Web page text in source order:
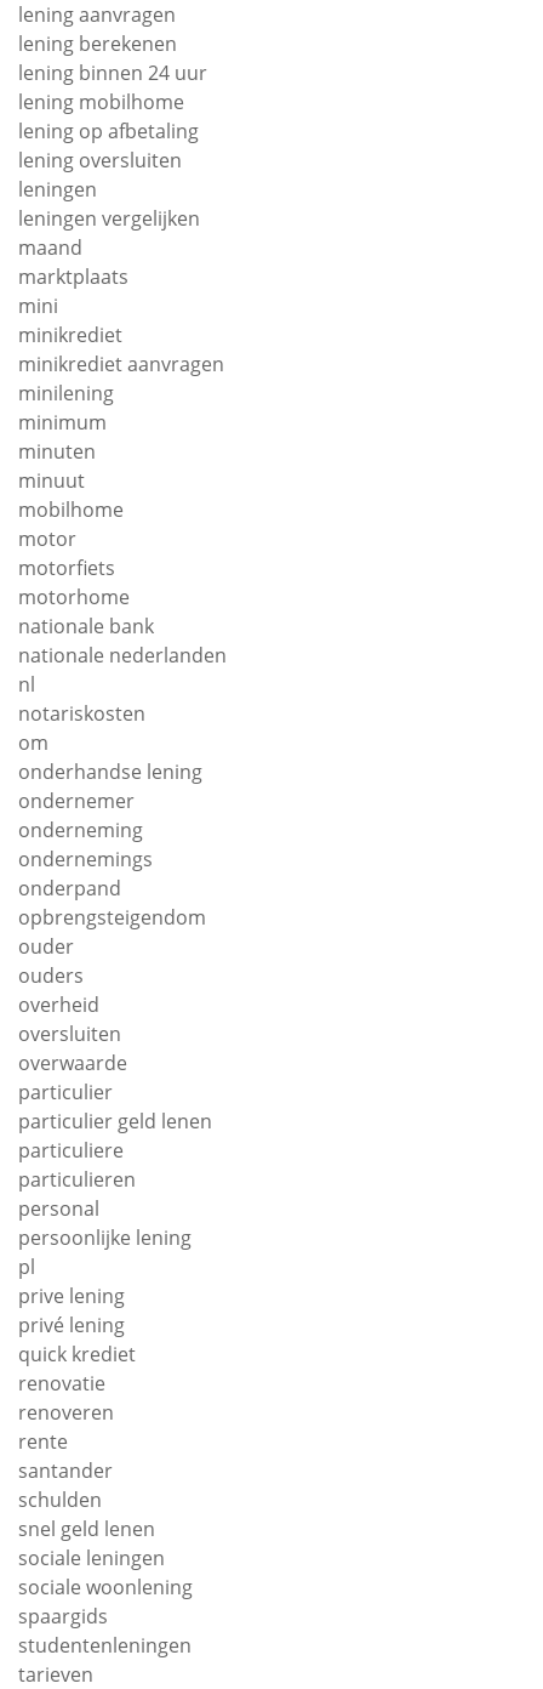
lening aanvragen
lening berekenen
lening binnen 24 uur
lening mobilhome
lening op afbetaling
lening oversluiten
leningen
leningen vergelijken
maand
marktplaats
mini
minikrediet
minikrediet aanvragen
minilening
minimum
minuten
minuut
mobilhome
motor
motorfiets
motorhome
nationale bank
nationale nederlanden
nl
notariskosten
om
onderhandse lening
ondernemer
onderneming
ondernemings
onderpand
opbrengsteigendom
ouder
ouders
overheid
oversluiten
overwaarde
particulier
particulier geld lenen
particuliere
particulieren
personal
persoonlijke lening
pl
prive lening
privé lening
quick krediet
renovatie
renoveren
rente
santander
schulden
snel geld lenen
sociale leningen
sociale woonlening
spaargids
studentenleningen
tarieven